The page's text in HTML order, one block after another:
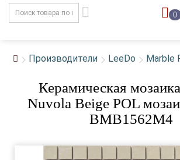
0
Производители LeeDo Marble
Керамическая
Nuvola Beige POL
BMB1562M4